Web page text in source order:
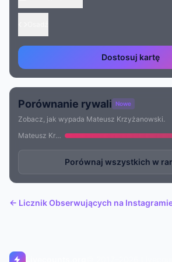
Dostosuj kartę
Porównanie rywali Nowe
Zobacz, jak wypada Mateusz Krzyżanowski.
Mateusz Krzyżanowski
Porównaj wszystkich w
← Licznik Obserwujących na